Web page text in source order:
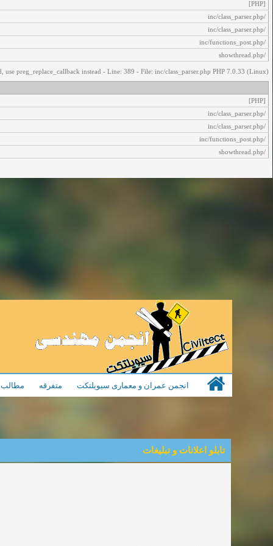
[PHP]
/inc/class_parser.php
/inc/class_parser.php
/inc/functions_post.php
/showthread.php
preg_replace_callback instead - Line: 389 - File: inc/class_parser.php PHP 7.0.33 (Linux)
[PHP]
/inc/class_parser.php
/inc/class_parser.php
/inc/functions_post.php
/showthread.php
انجمن عمران و معماری سیویلتکت متفرقه مطالب
تابلو اعلانات و تبلیغات